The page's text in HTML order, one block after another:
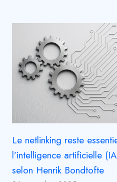
Le netlinking reste
l’intelligence artificielle
selon Henrik Bondtofte